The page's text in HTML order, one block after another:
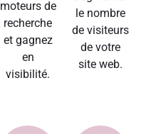
moteurs de
recherche
et gagnez
en
visibilité.
le nombre
de visiteurs
de votre
site web.